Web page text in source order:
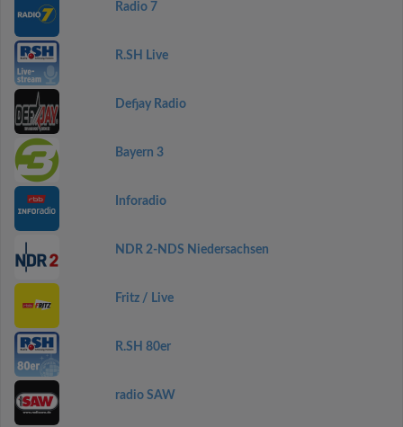
Radio 7
R.SH Live
Defjay Radio
Bayern 3
Inforadio
NDR 2-NDS Niedersachsen
Fritz / Live
R.SH 80er
radio SAW